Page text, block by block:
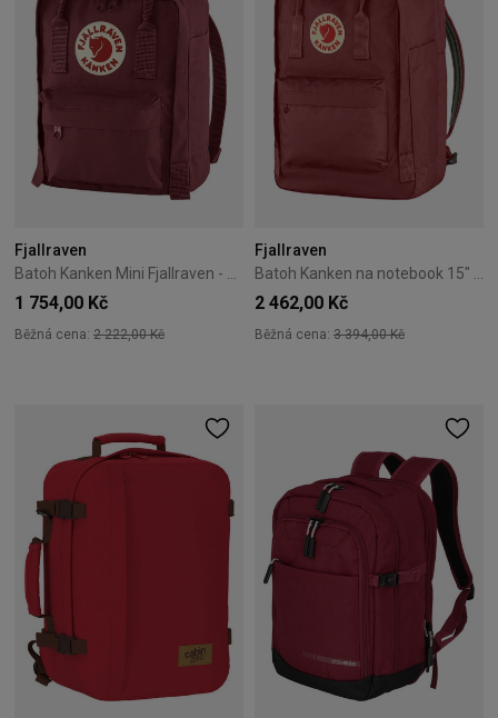
Fjallraven
Batoh Kanken Mini Fjallraven - Černý
1 754,00 Kč
Běžná cena: 2 222,00 Kč
Fjallraven
Batoh Kanken na notebook 15" Fjallraven – Ox Red Nová Verze
2 462,00 Kč
Běžná cena: 3 394,00 Kč